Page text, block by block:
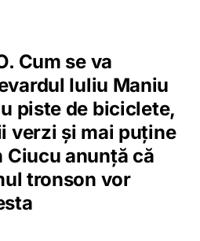
Cum se va
Iuliu Maniu
piste de biciclete,
verzi și mai puține
Ciucu anunță că
tronson vor